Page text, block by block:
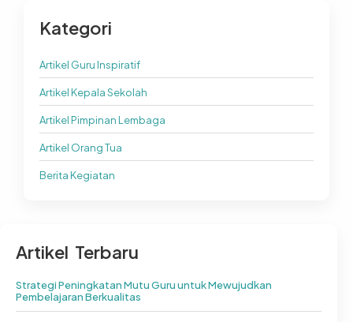
Kategori
Artikel Guru Inspiratif
Artikel Kepala Sekolah
Artikel Pimpinan Lembaga
Artikel Orang Tua
Berita Kegiatan
Artikel Terbaru
Strategi Peningkatan Mutu Guru untuk Mewujudkan
Pembelajaran Berkualitas